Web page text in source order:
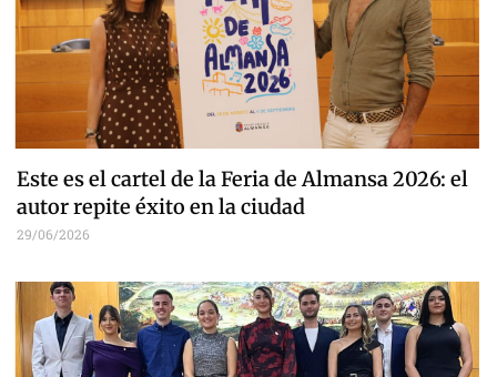
Este es el cartel de la Feria de Almansa 2026: el
autor repite éxito en la ciudad
29/06/2026